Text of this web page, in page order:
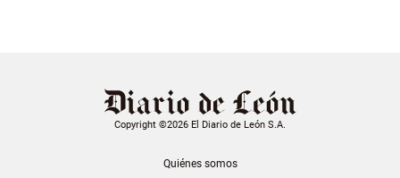
Copyright ©2026 El Diario de León S.A.
Quiénes somos